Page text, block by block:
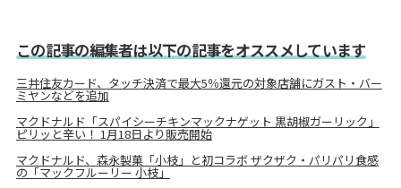
この記事の編集者は以下の記事をオススメしています
三井住友カード、タッチ決済で最大5％還元の対象店舗にガスト・バー
ミヤンなどを追加
マクドナルド「スパイシーチキンマックナゲット 黒胡椒ガーリック」
ピリッと辛い！ 1月18日より販売開始
マクドナルド、森永製菓「小枝」と初コラボ ザクザク・パリパリ食感
の「マックフルーリー 小枝」